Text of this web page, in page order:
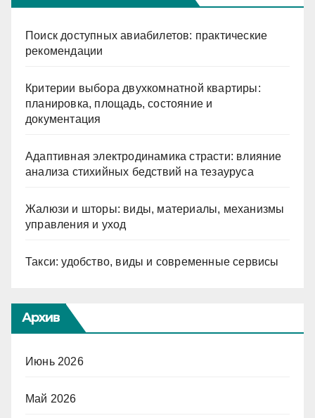
Поиск доступных авиабилетов: практические
рекомендации
Критерии выбора двухкомнатной квартиры:
планировка, площадь, состояние и
документация
Адаптивная электродинамика страсти: влияние
анализа стихийных бедствий на тезауруса
Жалюзи и шторы: виды, материалы, механизмы
управления и уход
Такси: удобство, виды и современные сервисы
Архив
Июнь 2026
Май 2026